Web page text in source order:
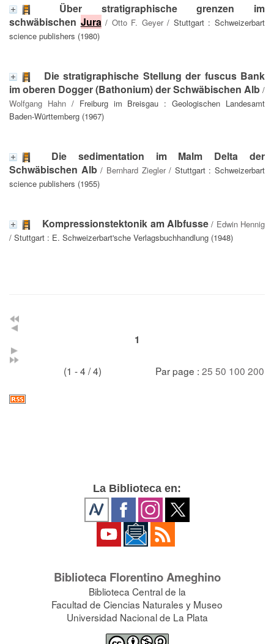
Über stratigraphische grenzen im
schwäbischen Jura/ Otto F. Geyer/ Stuttgart : Schweizerbart
science publishers (1980)
Die stratigraphische Stellung der fuscus Bank
im oberen Dogger (Bathonium) der Schwäbischen Alb /
Wolfgang Hahn/ Freiburg im Breisgau : Geologischen Landesamt
Baden-Württemberg (1967)
Die sedimentation im Malm Delta der
Schwäbischen Alb/ Bernhard Ziegler/ Stuttgart : Schweizerbart
science publishers (1955)
Kompressionstektonik am Albfusse / Edwin Hennig
/ Stuttgart : E. Schweizerbart'sche Verlagsbuchhandlung (1948)
1
(1 - 4 / 4) Par page : 25 50 100 200
La Biblioteca en:
Biblioteca Florentino Ameghino
Biblioteca Central de la
Facultad de Ciencias Naturales y Museo
Universidad Nacional de La Plata